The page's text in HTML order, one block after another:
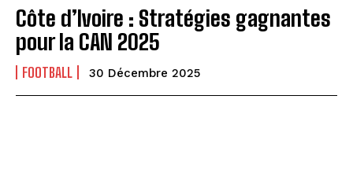
Côte d’Ivoire : Stratégies gagnantes
pour la CAN 2025
FOOTBALL 30 Décembre 2025